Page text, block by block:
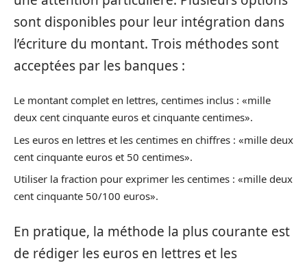
sont disponibles pour leur intégration dans
l’écriture du montant. Trois méthodes sont
acceptées par les banques :
Le montant complet en lettres, centimes inclus : «mille
deux cent cinquante euros et cinquante centimes».
Les euros en lettres et les centimes en chiffres : «mille deux
cent cinquante euros et 50 centimes».
Utiliser la fraction pour exprimer les centimes : «mille deux
cent cinquante 50/100 euros».
En pratique, la méthode la plus courante est
de rédiger les euros en lettres et les